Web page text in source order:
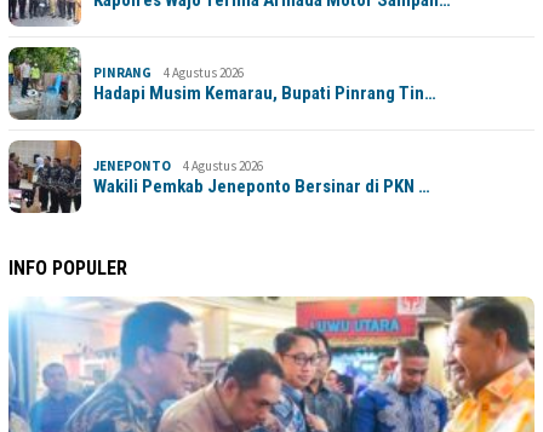
PINRANG 4 Agustus 2026
Hadapi Musim Kemarau, Bupati Pinrang Tin…
JENEPONTO 4 Agustus 2026
Wakili Pemkab Jeneponto Bersinar di PKN …
INFO POPULER